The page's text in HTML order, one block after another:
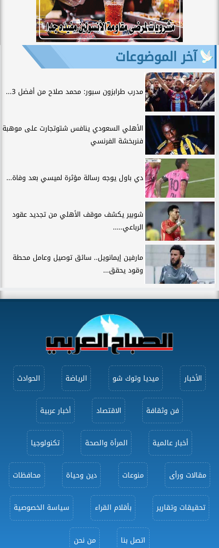
آخر الموضوعات
مدرب طرابزون سبور: محمد صلاح من أفضل 3...
الأهلي السعودي ينافس شتوتجارت على موهبة
فنربخشة الفرنسي
دي باول يوجه رسالة مؤثرة لميسي بعد وفاة...
شوبير يكشف موقف الأهلي من تجديد عقود
الرباعي.....
مارفين إيمانويل.. سائق توصيل وعامل محطة
وقود يحقق...
الأخبار ميديا وتوك شو الرياضة الحوادث
فن وثقافة الاقتصاد أخبار عربية
أخبار عالمية المرأة والصحة تكنولوجيا
مقالات ورأى منوعات دين وحياة محافظات
تحقيقات وتقارير بأقلام القراء سياسة الخصوصية
اتصل بنا من نحن